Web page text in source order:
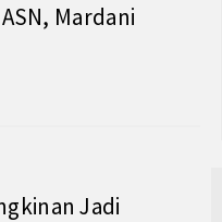
Mardani
Jadi